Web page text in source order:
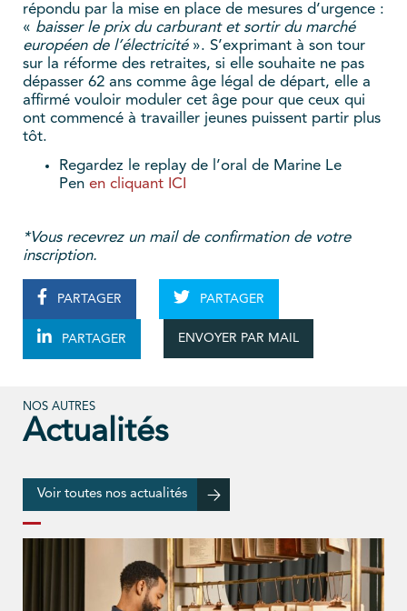
répondu par la mise en place de mesures d’urgence :
« baisser le prix du carburant et sortir du marché
européen de l’électricité». S’exprimant à son tour
sur la réforme des retraites, si elle souhaite ne pas
dépasser 62 ans comme âge légal de départ, elle a
affirmé vouloir moduler cet âge pour que ceux qui
ont commencé à travailler jeunes puissent partir plus
tôt.
Regardez le replay de l’oral de Marine Le
Pen en cliquant ICI
*Vous recevrez un mail de confirmation de votre
inscription.
PARTAGER PARTAGER
PARTAGER ENVOYER PAR MAIL
NOS AUTRES
Actualités
Voir toutes nos actualités